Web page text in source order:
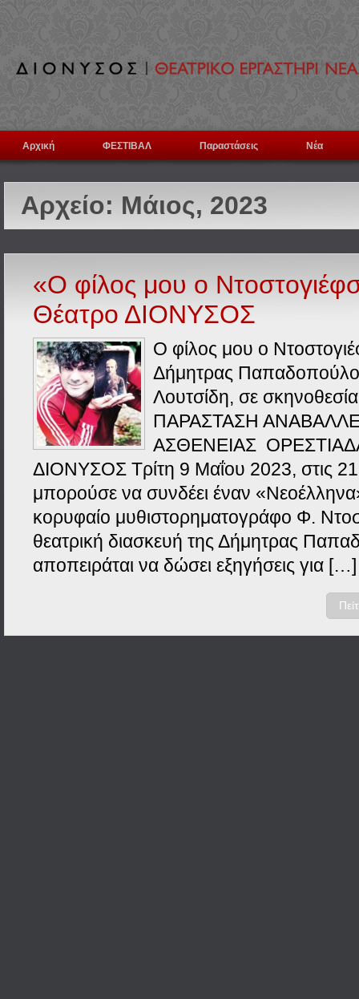
Αρχική ΦΕΣΤΙΒΑΛ Παραστάσεις Νέα
Αρχείο: Μάιος, 2023
«Ο φίλος μου ο
Θέατρο ΔΙΟΝΥΣΟΣ
Ο φίλος μου ο
Δήμητρας
Λουτσίδη, σε
ΠΑΡΑΣΤΑΣΗ
ΑΣΘΕΝΕΙΑΣ
ΔΙΟΝΥΣΟΣ Τρίτη 9 Μαΐου 2023, στις
μπορούσε να συνδέει έναν
κορυφαίο μυθιστορηματογράφο Φ.
θεατρική διασκευή της Δήμητρας
αποπειράται να δώσει εξηγήσεις για […]